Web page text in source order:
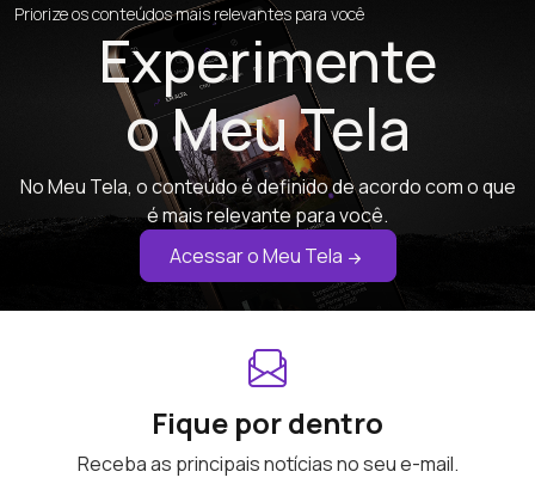
Priorize os conteúdos mais relevantes para você
Experimente
o Meu Tela
No Meu Tela, o conteúdo é definido de acordo com o que
é mais relevante para você.
Acessar o Meu Tela
Fique por dentro
Receba as principais notícias no seu e-mail.